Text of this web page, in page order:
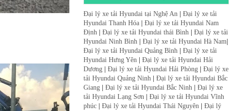
Đại lý xe tải Hyundai tại Nghệ An
Đại lý xe tải
Hyundai Thanh Hóa
Đại lý xe tải Hyundai Nam
Định
Đại lý xe tải Hyundai thái Bình
Đại lý xe tải
Hyundai Ninh Bình
Đại lý xe tải Hyundai Hà Nam
Đại lý xe tải Hyundai Quảng Bình
Đại lý xe tải
Hyundai Hưng Yên
Đại lý xe tải Hyundai Hải
Dương
Đại lý xe tải Hyundai Hải Phòng
Đại lý xe
tải Hyundai Quảng Ninh
Đại lý xe tải Hyundai Bắc
Giang
Đại lý xe tải Hyundai Bắc Ninh
Đại lý xe
tải Hyundai Lạng Sơn
Đại lý xe tải Hyundai Vĩnh
phúc
Đại lý xe tải Hyundai Thái Nguyên
Đại lý